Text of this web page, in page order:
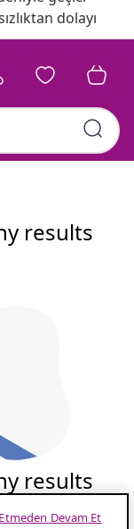
dolayı
results
results
Devam Et